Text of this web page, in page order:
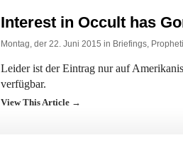
Interest in Occult has
Montag, der 22. Juni 2015 in Briefings,
Leider ist der Eintrag nur auf
verfügbar.
View This Article →